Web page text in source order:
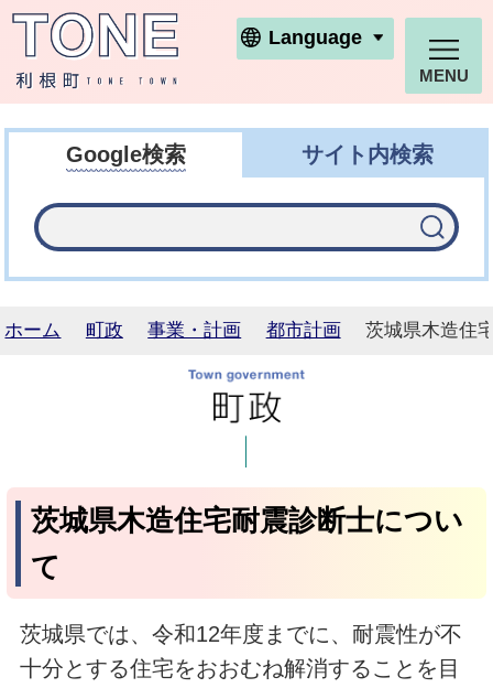
利根町ホームページ
Language
MENU
Google検索 サイト内検索
ホーム 町政 事業・計画 都市計画 茨城県木造住
茨城県木造住宅耐震診断士につい
て
茨城県では、令和12年度までに、耐震性が不
十分とする住宅をおおむね解消することを目